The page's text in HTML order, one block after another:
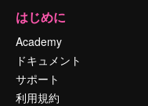
はじめに
Academy
ドキュメント
サポート
利用規約